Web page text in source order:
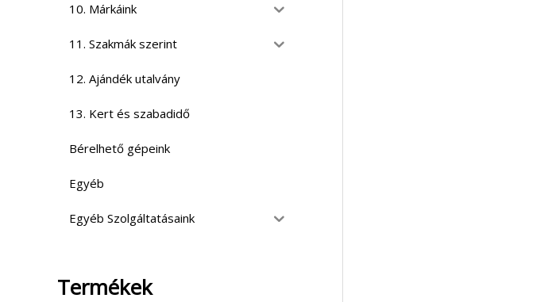
10. Márkáink
11. Szakmák szerint
12. Ajándék utalvány
13. Kert és szabadidő
Bérelhető gépeink
Egyéb
Egyéb Szolgáltatásaink
Termékek